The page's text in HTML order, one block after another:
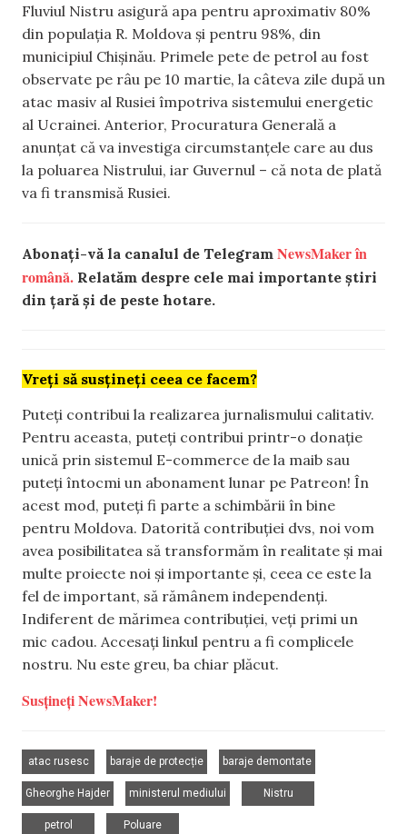
Fluviul Nistru asigură apa pentru aproximativ 80%
din populația R. Moldova și pentru 98%, din
municipiul Chișinău. Primele pete de petrol au fost
observate pe râu pe 10 martie, la câteva zile după un
atac masiv al Rusiei împotriva sistemului energetic
al Ucrainei. Anterior, Procuratura Generală a
anunțat că va investiga circumstanțele care au dus
la poluarea Nistrului, iar Guvernul – că nota de plată
va fi transmisă Rusiei.
Abonați-vă la canalul de Telegram NewsMaker în
română. Relatăm despre cele mai importante știri
din țară și de peste hotare.
Vreți să susțineți ceea ce facem?
Puteți contribui la realizarea jurnalismului calitativ.
Pentru aceasta, puteți contribui printr-o donație
unică prin sistemul E-commerce de la maib sau
puteți întocmi un abonament lunar pe Patreon! În
acest mod, puteți fi parte a schimbării în bine
pentru Moldova. Datorită contribuției dvs, noi vom
avea posibilitatea să transformăm în realitate și mai
multe proiecte noi și importante și, ceea ce este la
fel de important, să rămânem independenți.
Indiferent de mărimea contribuției, veți primi un
mic cadou. Accesați linkul pentru a fi complicele
nostru. Nu este greu, ba chiar plăcut.
Susțineți NewsMaker!
atac rusesc
baraje de protecție
baraje demontate
Gheorghe Hajder
ministerul mediului
Nistru
petrol
Poluare